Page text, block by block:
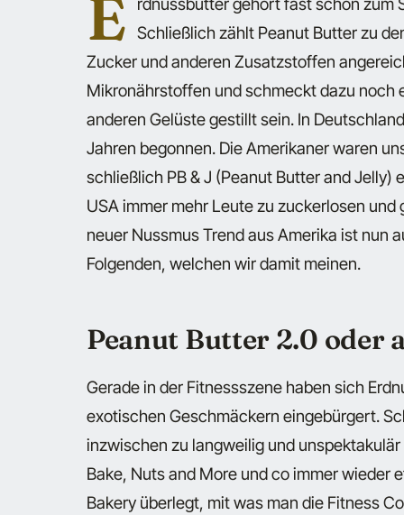
E Schließlich zählt Peanut Butter zu
Zucker und anderen Zusatzstoffen
Mikronährstoffen und schmeckt dazu noch
anderen Gelüste gestillt sein. In
Jahren begonnen. Die Amerikaner waren
schließlich PB & J (Peanut Butter and
USA immer mehr Leute zu zuckerlosen
neuer Nussmus Trend aus Amerika ist nun
Folgenden, welchen wir damit meinen.
Peanut Butter 2.0 oder
Gerade in der Fitnessszene haben sich
exotischen Geschmäckern eingebürgert.
inzwischen zu langweilig und
Bake, Nuts and More und co immer wieder
Bakery überlegt, mit was man die Fitness